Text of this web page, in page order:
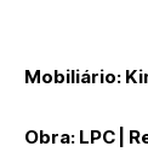
Mobiliário:
Obra: LPC |